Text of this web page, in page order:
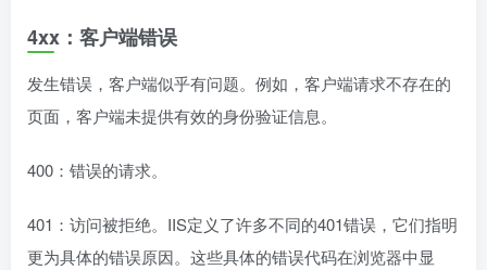
4xx：客户端错误
发生错误，客户端似乎有问题。例如，客户端请求不存在的
页面，客户端未提供有效的身份验证信息。
400：错误的请求。
401：访问被拒绝。IIS定义了许多不同的401错误，它们指明
更为具体的错误原因。这些具体的错误代码在浏览器中显